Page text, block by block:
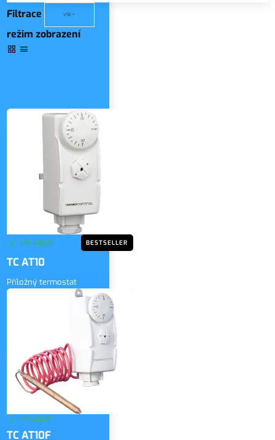
Filtrace VŠE
režim zobrazení
SKLADEM BESTSELLER
TC AT10
Příložný termostat
ZOBRAZIT
SKLADEM
TC AT10F